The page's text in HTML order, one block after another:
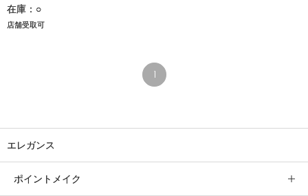
エレガンス
ポイントメイク
在庫：○
店舗受取可
1